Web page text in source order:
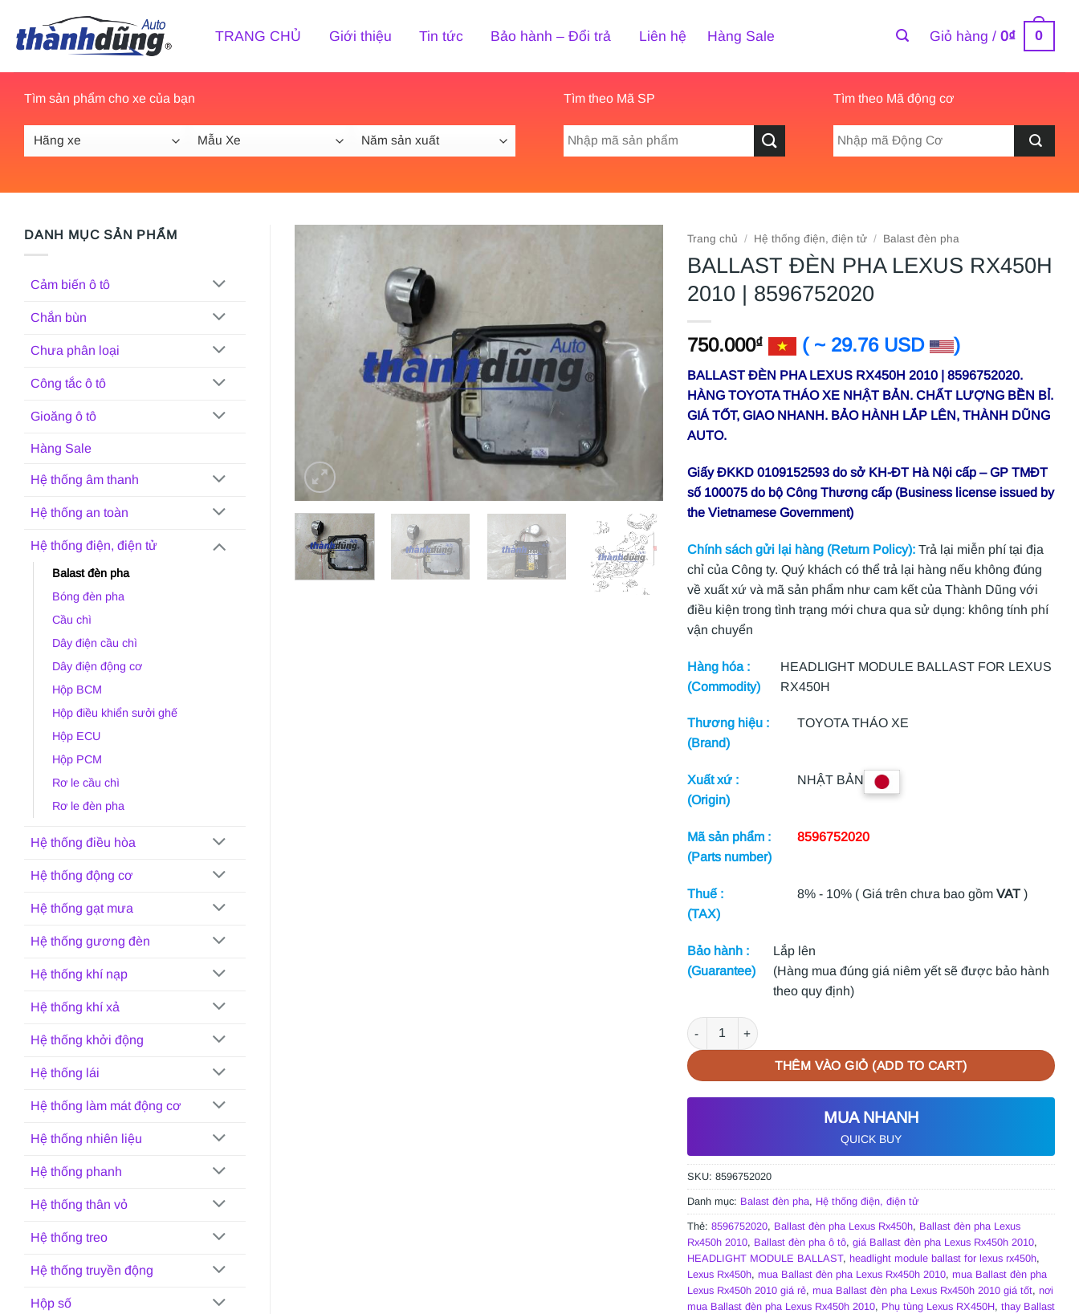
qua
nội
dung
TRANG CHỦ Giới thiệu Tin tức Bảo hành – Đổi trả Liên hệ Hàng Sale Giỏ hàng /0₫ 0
Tìm sản phẩm cho xe của bạn Tìm theo Mã SP
Tìm
Tìm theo Mã động cơ
DANH MỤC SẢN PHẨM
Cảm biến ô tô
Chắn bùn
Chưa phân loại
Công tắc ô tô
Gioăng ô tô
Hàng Sale
Hệ thống âm thanh
Hệ thống an toàn
Hệ thống điện, điện tử
Balast đèn pha
Bóng đèn pha
Cầu chì
Dây điện cầu chì
Dây điện động cơ
Hộp BCM
Hộp điều khiển sưởi ghế
Hộp ECU
Hộp PCM
Rơ le cầu chì
Rơ le đèn pha
Hệ thống điều hòa
Hệ thống động cơ
Hệ thống gạt mưa
Hệ thống gương đèn
Hệ thống khí nạp
Hệ thống khí xả
Hệ thống khởi động
Hệ thống lái
Hệ thống làm mát động cơ
Hệ thống nhiên liệu
Hệ thống phanh
Hệ thống thân vỏ
Hệ thống treo
Hệ thống truyền động
Hộp số
Trang chủ / Hệ thống điện, điện tử / Balast đèn pha
BALLAST ĐÈN PHA LEXUS RX450H
2010 | 8596752020
750.000₫ ( ~ 29.76 USD )
BALLAST ĐÈN PHA LEXUS RX450H 2010 | 8596752020.
HÀNG TOYOTA THÁO XE NHẬT BẢN. CHẤT LƯỢNG BỀN BỈ.
GIÁ TỐT, GIAO NHANH. BẢO HÀNH LẮP LÊN, THÀNH DŨNG
AUTO.
Giấy ĐKKD 0109152593 do sở KH-ĐT Hà Nội cấp – GP TMĐT
số 100075 do bộ Công Thương cấp (Business license issued by
the Vietnamese Government)
Chính sách gửi lại hàng (Return Policy):Trả lại miễn phí tại địa
chỉ của Công ty. Quý khách có thể trả lại hàng nếu không đúng
về xuất xứ và mã sản phẩm như cam kết của Thành Dũng với
điều kiện trong tình trạng mới chưa qua sử dụng: không tính phí
vận chuyển
Hàng hóa :
(Commodity)
HEADLIGHT MODULE BALLAST FOR LEXUS
RX450H
Thương hiệu :
(Brand)
TOYOTA THÁO XE
Xuất xứ :
(Origin)
NHẬT BẢN
Mã sản phẩm :
(Parts number)
8596752020
Thuế :
(TAX)
8% - 10% ( Giá trên chưa bao gồmVAT )
Bảo hành :
(Guarantee)
Lắp lên
(Hàng mua đúng giá niêm yết sẽ được bảo hành
theo quy định)
BALLAST ĐÈN PHA LEXUS RX450H 2010 | 8596752020 số lượng
THÊM VÀO GIỎ (ADD TO CART)
MUA NHANH
QUICK BUY
SKU: 8596752020
Danh mục: Balast đèn pha, Hệ thống điện, điện tử
Thẻ: 8596752020, Ballast đèn pha Lexus Rx450h, Ballast đèn pha Lexus
Rx450h 2010, Ballast đèn pha ô tô, giá Ballast đèn pha Lexus Rx450h 2010,
HEADLIGHT MODULE BALLAST, headlight module ballast for lexus rx450h,
Lexus Rx450h, mua Ballast đèn pha Lexus Rx450h 2010, mua Ballast đèn pha
Lexus Rx450h 2010 giá rẻ, mua Ballast đèn pha Lexus Rx450h 2010 giá tốt, nơi
mua Ballast đèn pha Lexus Rx450h 2010, Phụ tùng Lexus RX450H, thay Ballast